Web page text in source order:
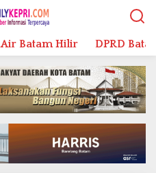
Air Batam Hilir DPRD